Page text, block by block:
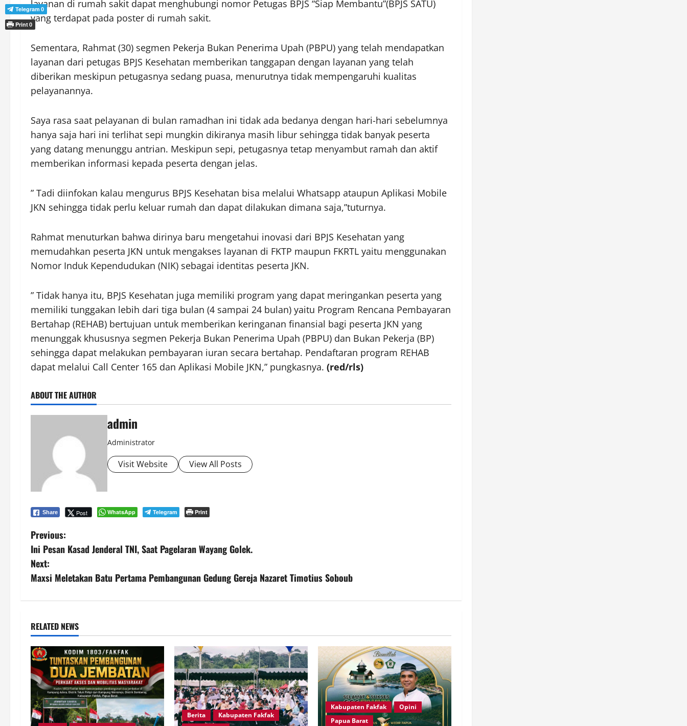
layanan di rumah sakit dapat menghubungi nomor Petugas BPJS “Siap Membantu”(BPJS SATU)
yang terdapat pada poster di rumah sakit.
Sementara, Rahmat (30) segmen Pekerja Bukan Penerima Upah (PBPU) yang telah mendapatkan
layanan dari petugas BPJS Kesehatan memberikan tanggapan dengan layanan yang telah
diberikan meskipun petugasnya sedang puasa, menurutnya tidak mempengaruhi kualitas
pelayanannya.
Saya rasa saat pelayanan di bulan ramadhan ini tidak ada bedanya dengan hari-hari sebelumnya
hanya saja hari ini terlihat sepi mungkin dikiranya masih libur sehingga tidak banyak peserta
yang datang menunggu antrian. Meskipun sepi, petugasnya tetap menyambut ramah dan aktif
memberikan informasi kepada peserta dengan jelas.
” Tadi diinfokan kalau mengurus BPJS Kesehatan bisa melalui Whatsapp ataupun Aplikasi Mobile
JKN sehingga tidak perlu keluar rumah dan dapat dilakukan dimana saja,”tuturnya.
Rahmat menuturkan bahwa dirinya baru mengetahui inovasi dari BPJS Kesehatan yang
memudahkan peserta JKN untuk mengakses layanan di FKTP maupun FKRTL yaitu menggunakan
Nomor Induk Kependudukan (NIK) sebagai identitas peserta JKN.
” Tidak hanya itu, BPJS Kesehatan juga memiliki program yang dapat meringankan peserta yang
memiliki tunggakan lebih dari tiga bulan (4 sampai 24 bulan) yaitu Program Rencana Pembayaran
Bertahap (REHAB) bertujuan untuk memberikan keringanan finansial bagi peserta JKN yang
menunggak khususnya segmen Pekerja Bukan Penerima Upah (PBPU) dan Bukan Pekerja (BP)
sehingga dapat melakukan pembayaran iuran secara bertahap. Pendaftaran program REHAB
dapat melalui Call Center 165 dan Aplikasi Mobile JKN,” pungkasnya. (red/rls)
ABOUT THE AUTHOR
admin
Administrator
Visit Website View All Posts
Share Post WhatsApp Telegram Print
P
o
s
n
a
v
g
Previous:
Ini Pesan Kasad Jenderal TNI, Saat Pagelaran Wayang Golek.
Next:
Maxsi Meletakan Batu Pertama Pembangunan Gedung Gereja Nazaret Timotius Soboub
RELATED NEWS
Berita
Kabupaten Fakfak
Kabupaten Fakfak
Opini
Papua Barat
Telegram 0
Print0